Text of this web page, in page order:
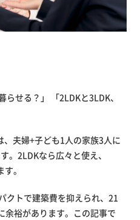
らせる？」 「2LDKと3LDK、
夫婦+子ども1人の家族3人に
。2LDKなら広々と使え、
。
クトで建築費を抑えられ、21
余裕があります。この記事で